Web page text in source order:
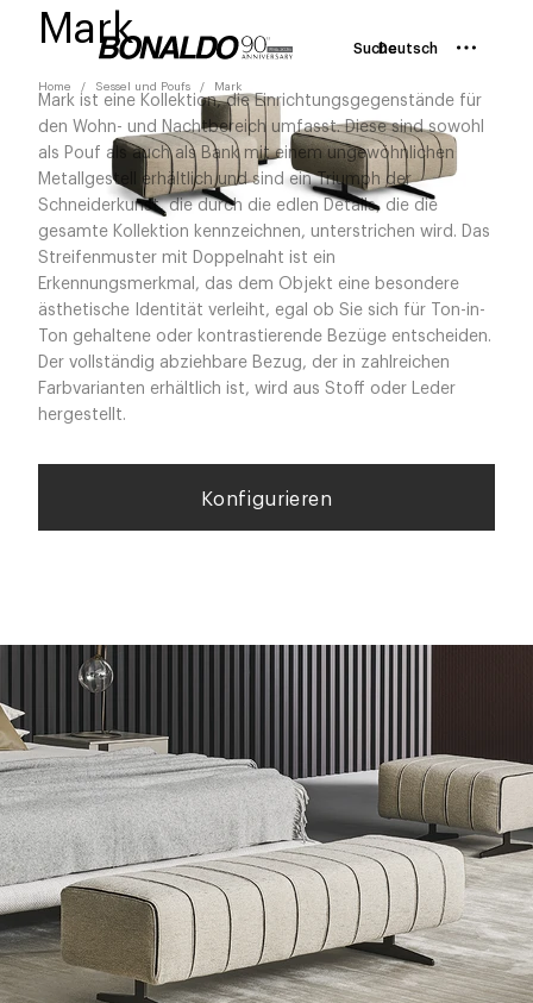
SucheDeutsch
Home Sessel und Poufs Mark
Mark
Mark ist eine Kollektion, die Einrichtungsgegenstände für
den Wohn- und Nachtbereich umfasst. Diese sind sowohl
als Pouf als auch als Bank mit einem ungewöhnlichen
Metallgestell erhältlich und sind ein Triumph der
Schneiderkunst, die durch die edlen Details, die die
gesamte Kollektion kennzeichnen, unterstrichen wird. Das
Streifenmuster mit Doppelnaht ist ein
Erkennungsmerkmal, das dem Objekt eine besondere
ästhetische Identität verleiht, egal ob Sie sich für Ton-in-
Ton gehaltene oder kontrastierende Bezüge entscheiden.
Der vollständig abziehbare Bezug, der in zahlreichen
Farbvarianten erhältlich ist, wird aus Stoff oder Leder
hergestellt.
Konfigurieren